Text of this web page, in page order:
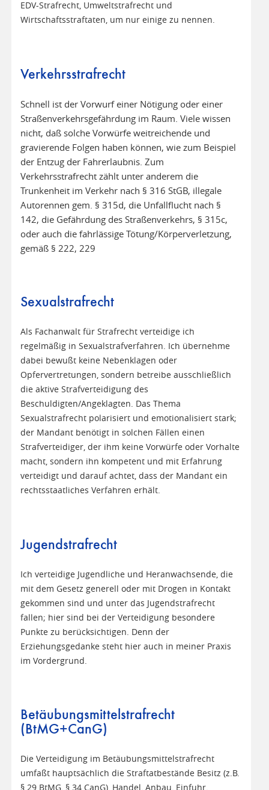
EDV-Strafrecht, Umweltstrafrecht und
Wirtschaftsstraftaten, um nur einige zu nennen.
Verkehrsstrafrecht
Schnell ist der Vorwurf einer Nötigung oder einer
Straßenverkehrsgefährdung im Raum. Viele wissen
nicht, daß solche Vorwürfe weitreichende und
gravierende Folgen haben können, wie zum Beispiel
der Entzug der Fahrerlaubnis. Zum
Verkehrsstrafrecht zählt unter anderem die
Trunkenheit im Verkehr nach § 316 StGB, illegale
Autorennen gem. § 315d, die Unfallflucht nach §
142, die Gefährdung des Straßenverkehrs, § 315c,
oder auch die fahrlässige Tötung/Körperverletzung,
gemäß § 222, 229
Sexualstrafrecht
Als Fachanwalt für Strafrecht verteidige ich
regelmäßig in Sexualstrafverfahren. Ich übernehme
dabei bewußt keine Nebenklagen oder
Opfervertretungen, sondern betreibe ausschließlich
die aktive Strafverteidigung des
Beschuldigten/Angeklagten. Das Thema
Sexualstrafrecht polarisiert und emotionalisiert stark;
der Mandant benötigt in solchen Fällen einen
Strafverteidiger, der ihm keine Vorwürfe oder Vorhalte
macht, sondern ihn kompetent und mit Erfahrung
verteidigt und darauf achtet, dass der Mandant ein
rechtsstaatliches Verfahren erhält.
Jugendstrafrecht
Ich verteidige Jugendliche und Heranwachsende, die
mit dem Gesetz generell oder mit Drogen in Kontakt
gekommen sind und unter das Jugendstrafrecht
fallen; hier sind bei der Verteidigung besondere
Punkte zu berücksichtigen. Denn der
Erziehungsgedanke steht hier auch in meiner Praxis
im Vordergrund.
Betäubungsmittelstrafrecht
(BtMG+CanG)
Die Verteidigung im Betäubungsmittelstrafrecht
umfaßt hauptsächlich die Straftatbestände Besitz (z.B.
§ 29 BtMG, § 34 CanG), Handel, Anbau, Einfuhr,